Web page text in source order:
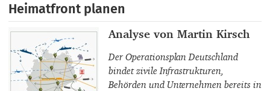
Heimatfront planen
Thema
Analyse von Martin Kirsch
Der Operationsplan Deutschland
bindet zivile Infrastrukturen,
Behörden und Unternehmen bereits in